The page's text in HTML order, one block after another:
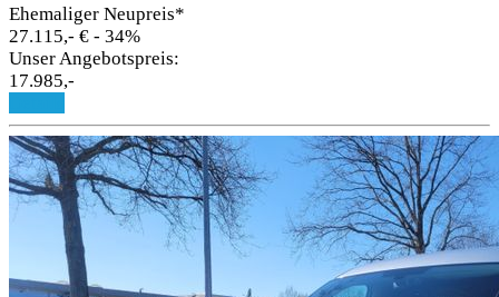
Ehemaliger Neupreis*
27.115,- € - 34%
Unser Angebotspreis:
17.985,-